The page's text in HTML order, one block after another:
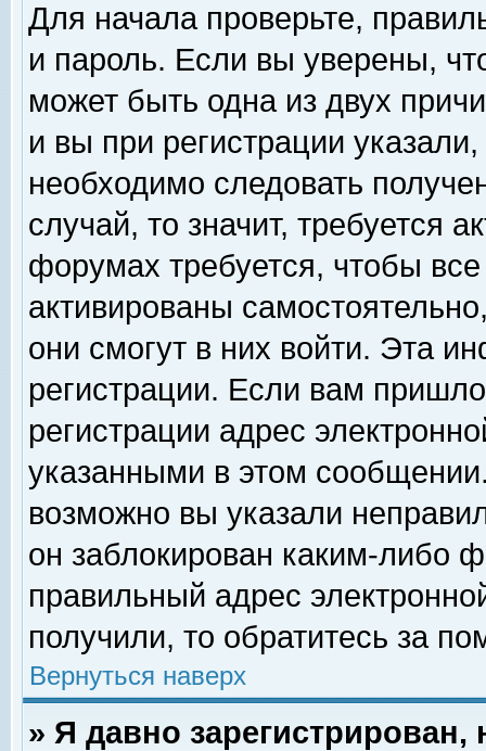
Для начала проверьте,
и пароль. Если вы уверены,
может быть одна из двух
и вы при регистрации
необходимо следовать
случай, то значит, требуется
форумах требуется, чтобы
активированы
они смогут в них войти. Эта
регистрации. Если вам
регистрации адрес
указанными в этом
возможно вы указали
он заблокирован каким-либо
правильный адрес
получили, то обратитесь за
Вернуться наверх
» Я давно